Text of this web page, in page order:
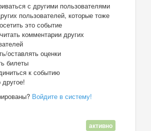
с другими пользователями
пользователей, которые тоже
это событие
комментарии других
оставлять оценки
билеты
к событию
другое!
Войдите в систему!
активно